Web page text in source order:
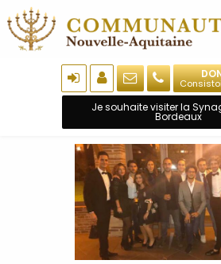
Je souhaite visiter la
Bordeaux